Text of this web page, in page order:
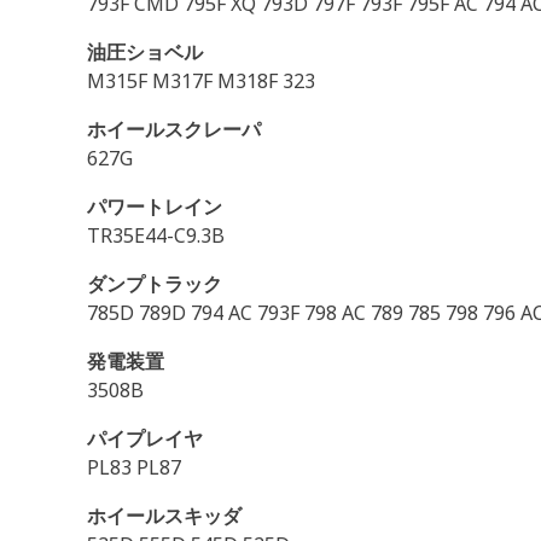
油圧ショベル
M315F M317F M318F 323
ホイールスクレーパ
627G
パワートレイン
TR35E44-C9.3B
ダンプトラック
785D 789D 794 AC 793F 798 AC 789 785 798 796
発電装置
3508B
パイプレイヤ
PL83 PL87
ホイールスキッダ